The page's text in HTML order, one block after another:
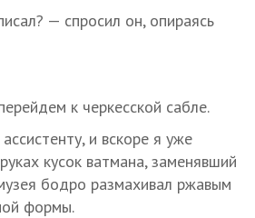
— спросил он, опираясь
к черкесской сабле.
и вскоре я уже
кусок ватмана, заменявший
бодро размахивал ржавым
формы.